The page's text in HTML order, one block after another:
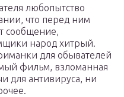
любопытство
что перед ним
сообщение,
народ хитрый.
для обывателей
фильм, взломанная
для антивируса, ни